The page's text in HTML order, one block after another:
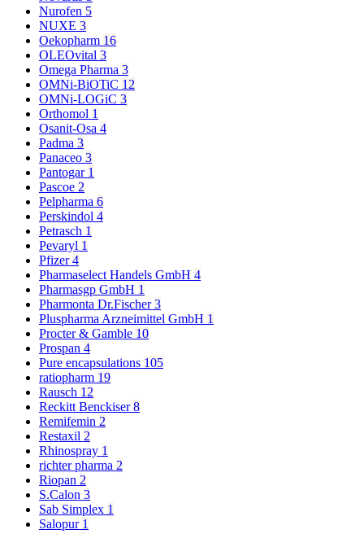
Nurofen 5
NUXE 3
Oekopharm 16
OLEOvital 3
Omega Pharma 3
OMNi-BiOTiC 12
OMNi-LOGiC 3
Orthomol 1
Osanit-Osa 4
Padma 3
Panaceo 3
Pantogar 1
Pascoe 2
Pelpharma 6
Perskindol 4
Petrasch 1
Pevaryl 1
Pfizer4
Pharmaselect Handels GmbH 4
Pharmasgp GmbH 1
Pharmonta Dr.Fischer3
Pluspharma Arzneimittel GmbH 1
Procter & Gamble 10
Prospan 4
Pure encapsulations 105
ratiopharm 19
Rausch 12
Reckitt Benckiser8
Remifemin 2
Restaxil 2
Rhinospray 1
richter pharma 2
Riopan 2
S.Calon 3
Sab Simplex 1
Salopur 1